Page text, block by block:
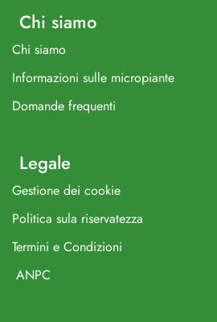
Chi siamo
Chi siamo
Informazioni sulle micropiante
Domande frequenti
Legale
Gestione dei cookie
Politica sula riservatezza
Termini e Condizioni
ANPC